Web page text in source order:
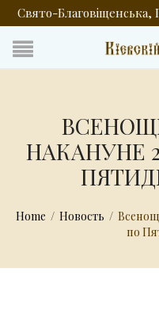
Свято-Благовіщенська,
НАКАНУНЕ
Home / Новость /
по